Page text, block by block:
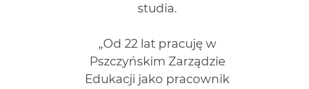
studia.
„Od 22 lat pracuję w
Pszczyńskim Zarządzie
Edukacji jako pracownik